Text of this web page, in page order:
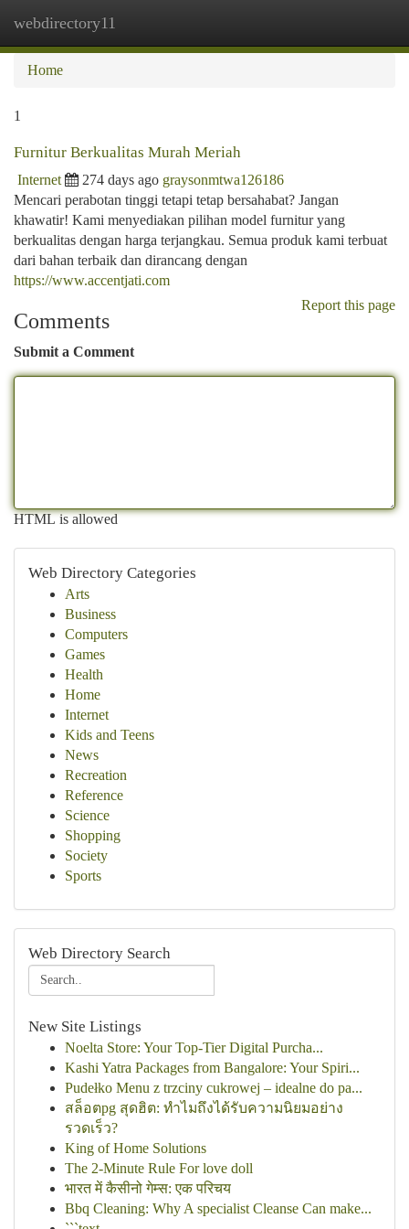
webdirectory11
Home
1
Furnitur Berkualitas Murah Meriah
Internet 274 days ago graysonmtwa126186
Mencari perabotan tinggi tetapi tetap bersahabat? Jangan
khawatir! Kami menyediakan pilihan model furnitur yang
berkualitas dengan harga terjangkau. Semua produk kami terbuat
dari bahan terbaik dan dirancang dengan
https://www.accentjati.com
Report this page
Comments
Submit a Comment
HTML is allowed
Web Directory Categories
Arts
Business
Computers
Games
Health
Home
Internet
Kids and Teens
News
Recreation
Reference
Science
Shopping
Society
Sports
Web Directory Search
New Site Listings
Noelta Store: Your Top-Tier Digital Purcha...
Kashi Yatra Packages from Bangalore: Your Spiri...
Pudełko Menu z trzciny cukrowej – idealne do pa...
สล็อตpg สุดฮิต: ทำไมถึงได้รับความนิยมอย่าง
รวดเร็ว?
King of Home Solutions
The 2-Minute Rule For love doll
भारत में कैसीनो गेम्स: एक परिचय
Bbq Cleaning: Why A specialist Cleanse Can make...